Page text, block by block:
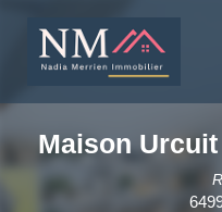
Maison Urcuit